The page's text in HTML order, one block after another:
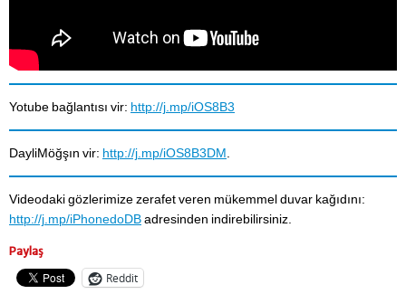
Yotube bağlantısı vir: http://j.mp/iOS8B3
DayliMöğşın vir: http://j.mp/iOS8B3DM
Videodaki gözlerimize zerafet veren mükemmel duvar kağıdını:
http://j.mp/iPhonedoDB adresinden indirebilirsiniz.
Paylaş
Reddit